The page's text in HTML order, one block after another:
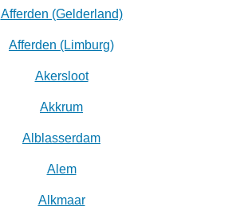
Afferden (Gelderland)
Afferden (Limburg)
Akersloot
Akkrum
Alblasserdam
Alem
Alkmaar